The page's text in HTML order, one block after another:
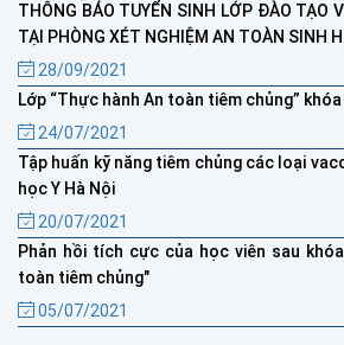
THÔNG BÁO TUYỂN SINH LỚP ĐÀO TẠO
TẠI PHÒNG XÉT NGHIỆM AN TOÀN SINH
28/09/2021
Lớp “Thực hành An toàn tiêm chủng”
24/07/2021
Tập huấn kỹ năng tiêm chủng các loại
học Y Hà Nội
20/07/2021
Phản hồi tích cực của học viên sau
toàn tiêm chủng"
05/07/2021